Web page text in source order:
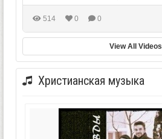
514 0 0
View All Videos
Христианская музыка